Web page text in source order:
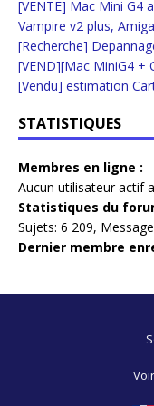
[VENTE] Mac Mini G4
Vampire v2 plus,
[Recherche]
[VEND][Mac MiniG4 +
[Vendu] estimation
STATISTIQUES
Membres en ligne :
Aucun utilisateur actif
Statistiques du
Sujets: 6 209,
Dernier membre